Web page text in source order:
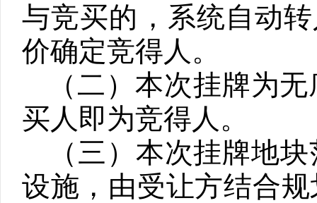
与竞买的，系统自动
价确定竞得人。
（二）本次挂牌为
买人即为竞得人。
（三） 本次挂牌地
设施，由受让方结合